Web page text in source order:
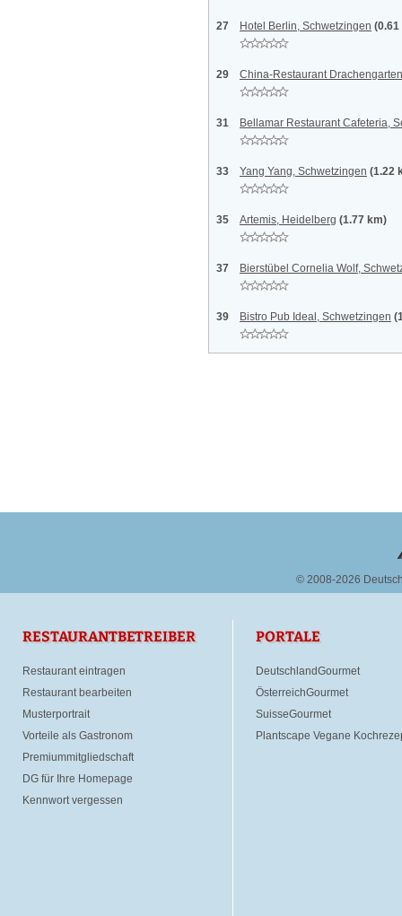
27 Hotel Berlin, Schwetzingen
29 China-Restaurant
31 Bellamar Restaurant Cafeteria,
33 Yang Yang, Schwetzingen (1.22
35 Artemis, Heidelberg (1.77 km)
37 Bierstübel Cornelia Wolf,
39 Bistro Pub Ideal, Schwetzingen
© 2008-2026
RESTAURANTBETREIBER
Restaurant eintragen
Restaurant bearbeiten
Musterportrait
Vorteile als Gastronom
Premiummitgliedschaft
DG für Ihre Homepage
Kennwort vergessen
PORTALE
DeutschlandGourmet
ÖsterreichGourmet
SuisseGourmet
Plantscape Vegane